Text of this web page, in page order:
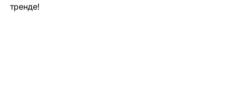
тренде!